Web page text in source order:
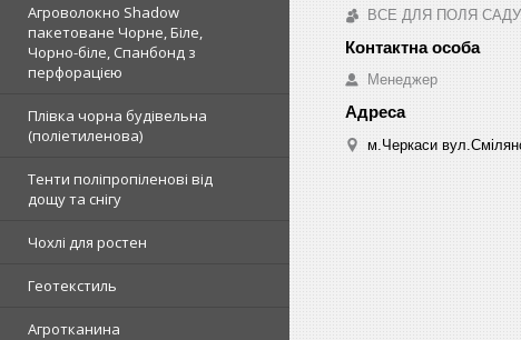
Агроволокно Shadow
пакетоване Чорне, Біле,
Чорно-біле, Спанбонд з
перфорацією
Плівка чорна будівельна
(поліетиленова)
Тенти поліпропіленові від
дощу та снігу
Чохлі для ростен
Геотекстиль
Агротканина
ВСЕ ДЛЯ ПОЛЯ
Менеджер
м.Черкаси